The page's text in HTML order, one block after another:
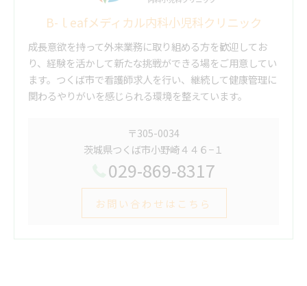
B-ｌeafメディカル内科小児科クリニック
成長意欲を持って外来業務に取り組める方を歓迎してお
り、経験を活かして新たな挑戦ができる場をご用意してい
ます。つくば市で看護師求人を行い、継続して健康管理に
関わるやりがいを感じられる環境を整えています。
〒305-0034
茨城県つくば市小野崎４４６−１
029-869-8317
お問い合わせはこちら